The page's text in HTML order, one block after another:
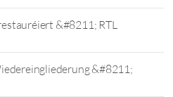
&#8211; RTL
&#8211;